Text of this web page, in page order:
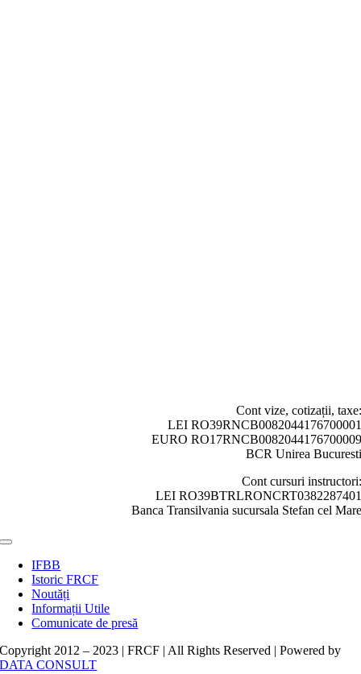
Cont vize, cotizații, taxe:
LEI RO39RNCB0082044176700001
EURO RO17RNCB0082044176700009
BCR Unirea Bucuresti
Cont cursuri instructori:
LEI RO39BTRLRONCRT0382287401
Banca Transilvania sucursala Stefan cel Mare
Toggle
Navigation
IFBB
Istoric FRCF
Noutăți
Informații Utile
Comunicate de presă
Copyright 2012 – 2023 | FRCF | All Rights Reserved | Powered by
DATA CONSULT